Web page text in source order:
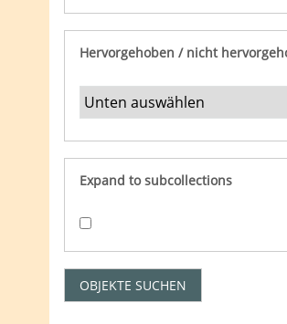
Hervorgehoben / nicht
Expand to subcollections